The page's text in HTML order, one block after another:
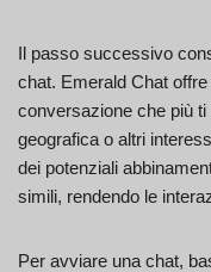
Il passo successivo
chat. Emerald Chat
conversazione che più
geografica o altri
dei potenziali
simili, rendendo le
Per avviare una chat,